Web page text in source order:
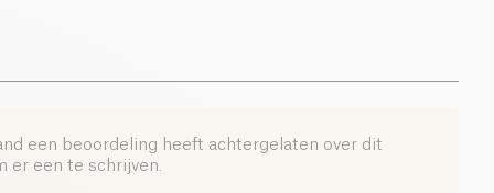
een beoordeling heeft achtergelaten over dit
er een te schrijven.